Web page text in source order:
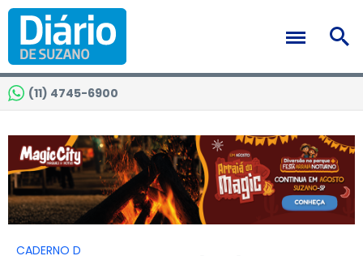
(11) 4745-6900
CADERNO D